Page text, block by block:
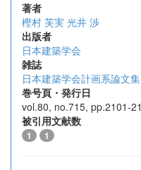
著者
樫村 芙実 光井 渉
出版者
日本建築学会
雑誌
日本建築学会計画系論文集
巻号頁・発行日
vol.80, no.715, pp.2101-
被引用文献数
1 1